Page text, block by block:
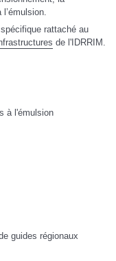
rattaché au
de l'IDRRIM.
à l'émulsion
guides régionaux